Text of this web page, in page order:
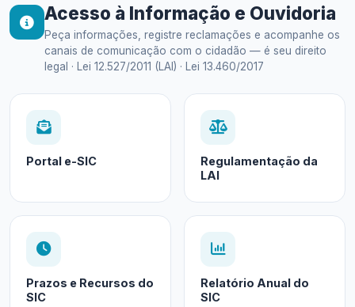
Acesso à Informação e Ouvidoria
Peça informações, registre reclamações e acompanhe os
canais de comunicação com o cidadão — é seu direito
legal · Lei 12.527/2011 (LAI) · Lei 13.460/2017
Portal e-SIC
Regulamentação da
LAI
Prazos e Recursos do
SIC
Relatório Anual do
SIC